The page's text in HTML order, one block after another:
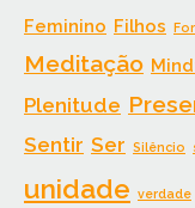
Feminino Filhos
Meditação
Plenitude
Sentir Ser Silêncio
unidade verdade